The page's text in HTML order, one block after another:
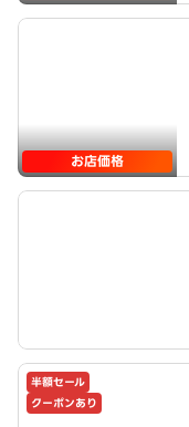
お店価格
半額セール
クーポンあり